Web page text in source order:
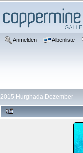
Anmelden Albenliste
2015 Hurghada Dezember